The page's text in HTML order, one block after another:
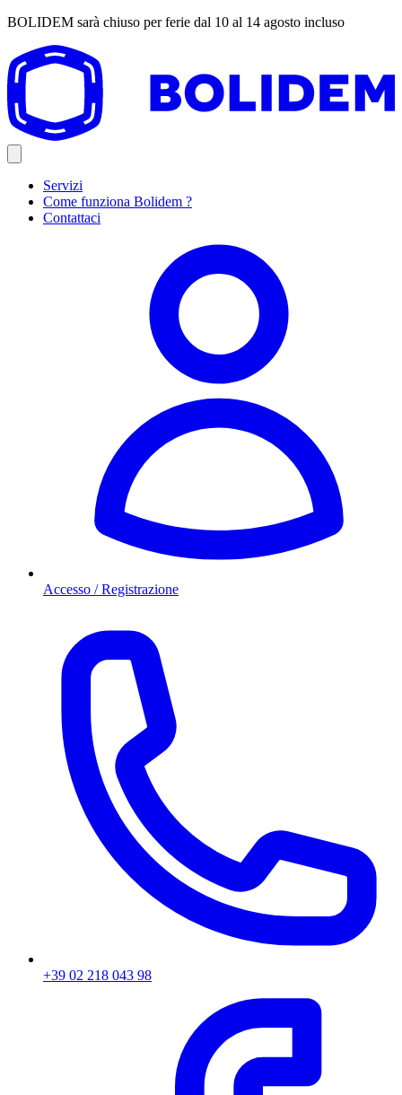
BOLIDEM sarà chiuso per ferie dal 10 al 14 agosto incluso
Servizi
Come funziona Bolidem ?
Contattaci
Accesso / Registrazione
+39 02 218 043 98